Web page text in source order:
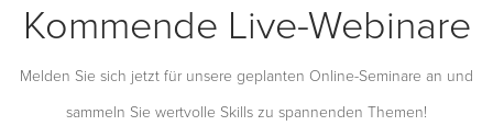
Kommende Live-Webinare
Melden Sie sich jetzt für unsere geplanten Online-Seminare an und
sammeln Sie wertvolle Skills zu spannenden Themen!